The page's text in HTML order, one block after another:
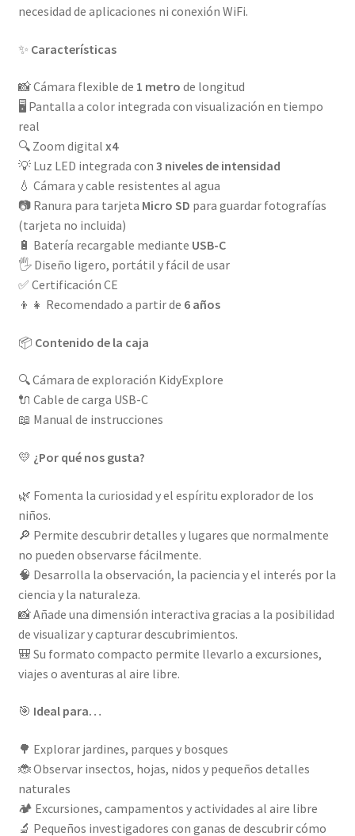
necesidad de aplicaciones ni conexión WiFi.
✨ Características
📸 Cámara flexible de 1 metro de longitud
🖥️ Pantalla a color integrada con visualización en tiempo
real
🔍 Zoom digital x4
💡 Luz LED integrada con 3 niveles de intensidad
💧 Cámara y cable resistentes al agua
📷 Ranura para tarjeta Micro SD para guardar fotografías
(tarjeta no incluida)
🔋 Batería recargable mediante USB-C
🖐️ Diseño ligero, portátil y fácil de usar
✅ Certificación CE
👦👧 Recomendado a partir de 6 años
📦 Contenido de la caja
🔍 Cámara de exploración KidyExplore
🔌 Cable de carga USB-C
📖 Manual de instrucciones
💛 ¿Por qué nos gusta?
🌿 Fomenta la curiosidad y el espíritu explorador de los
niños.
🔎 Permite descubrir detalles y lugares que normalmente
no pueden observarse fácilmente.
🧠 Desarrolla la observación, la paciencia y el interés por la
ciencia y la naturaleza.
📸 Añade una dimensión interactiva gracias a la posibilidad
de visualizar y capturar descubrimientos.
🎒 Su formato compacto permite llevarlo a excursiones,
viajes o aventuras al aire libre.
🎯 Ideal para…
🌳 Explorar jardines, parques y bosques
🐞 Observar insectos, hojas, nidos y pequeños detalles
naturales
🏕️ Excursiones, campamentos y actividades al aire libre
🔬 Pequeños investigadores con ganas de descubrir cómo